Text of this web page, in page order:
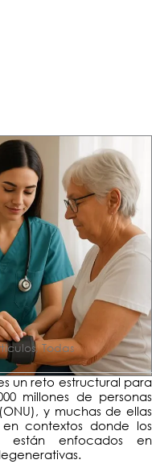
,Todas
un reto estructural para
millones de personas
y muchas de ellas
contextos donde los
están enfocados en